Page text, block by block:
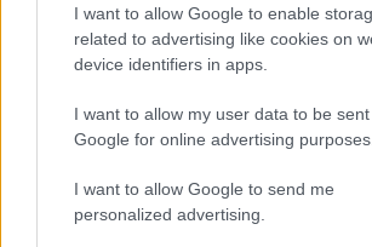
I want to allow Google to enable
related to advertising like cookies on
device identifiers in apps.
I want to allow my user data to be
Google for online advertising purposes.
I want to allow Google to send me
personalized advertising.
FORMA-1
leigazolásáról
PIT LANE